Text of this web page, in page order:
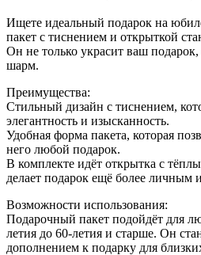
Ищете идеальный подарок на
пакет с тиснением и открыткой
Он не только украсит ваш
шарм.
Преимущества:
Стильный дизайн с тиснением,
элегантность и изысканность.
Удобная форма пакета, которая
него любой подарок.
В комплекте идёт открытка с
делает подарок ещё более личным
Возможности использования:
Подарочный пакет подойдёт для
летия до 60-летия и старше. Он
дополнением к подарку для